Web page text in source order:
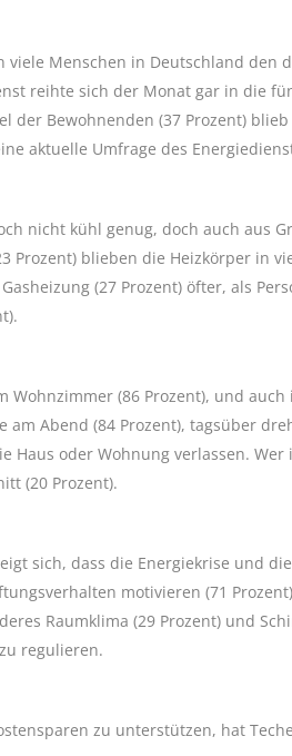
Menschen in Deutschland den
reihte sich der Monat gar in die
der Bewohnenden (37 Prozent)
aktuelle Umfrage des
nicht kühl genug, doch auch aus
Prozent) blieben die Heizkörper in
(27 Prozent) öfter, als
(86 Prozent), und
am Abend (84 Prozent), tagsüber
Haus oder Wohnung verlassen.
(20 Prozent).
sich, dass die Energiekrise und
motivieren (71
Raumklima (29 Prozent) und
regulieren.
zu unterstützen, hat